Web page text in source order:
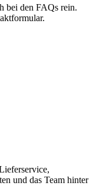
bei den FAQs rein.
und das Team hinter